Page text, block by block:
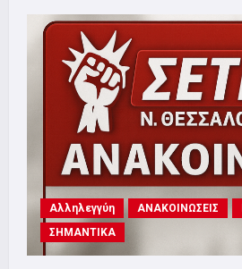
Αλληλεγγύη ΑΝΑΚΟΙΝΩΣΕΙΣ
ΣΗΜΑΝΤΙΚΑ